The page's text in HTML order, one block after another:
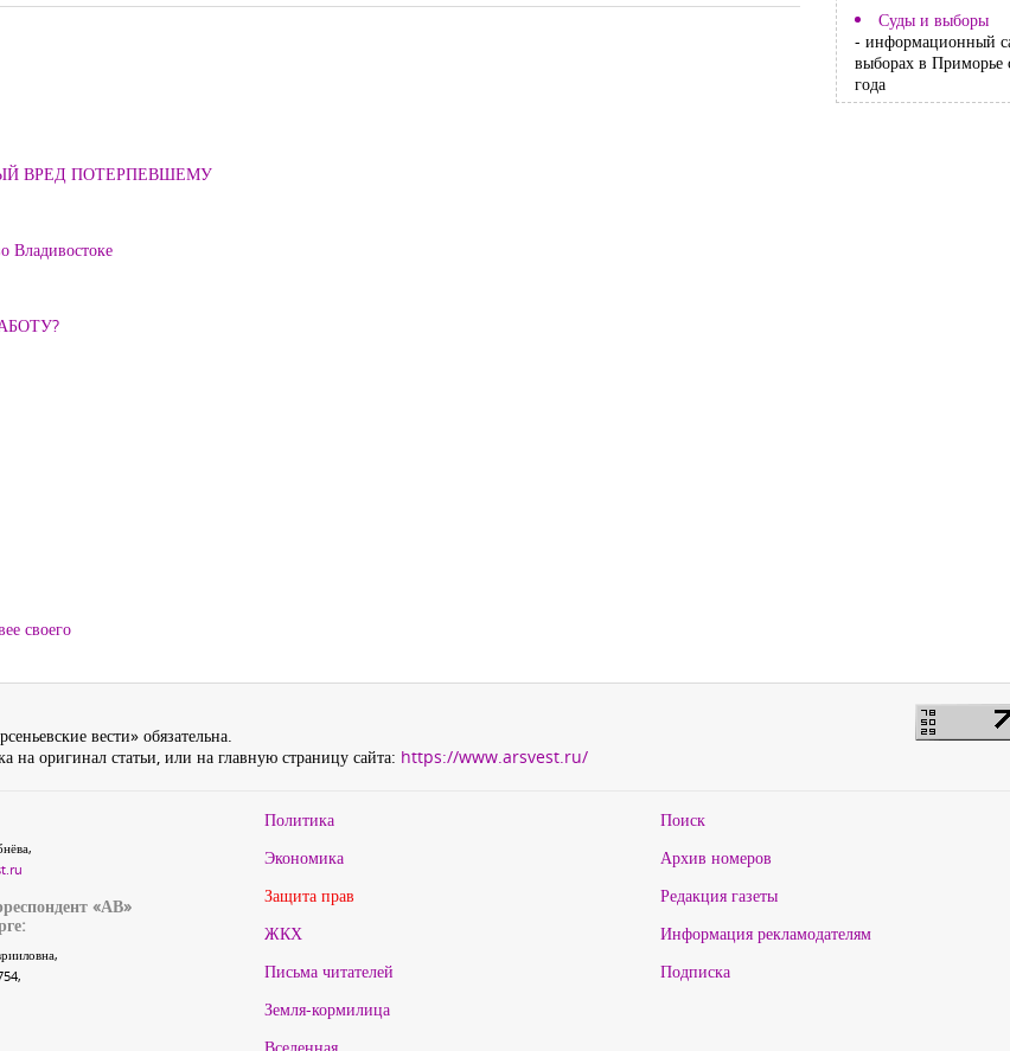
ВРЕД ПОТЕРПЕВШЕМУ
Владивостоке
своего
Суды и выборы
- информационный
выборах в Приморье
года
вести» обязательна.
на оригинал статьи, или на главную страницу сайта: https://www.arsvest.ru/
«АВ»
Политика
Экономика
Защита прав
ЖКХ
Письма читателей
Земля-кормилица
Поиск
Архив номеров
Редакция газеты
Информация рекламодателям
Подписка